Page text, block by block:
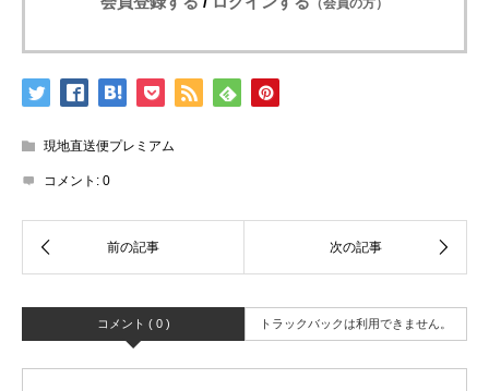
（会員の方）
現地直送便プレミアム
コメント: 0
コメント ( 0 ) トラックバックは利用できません。